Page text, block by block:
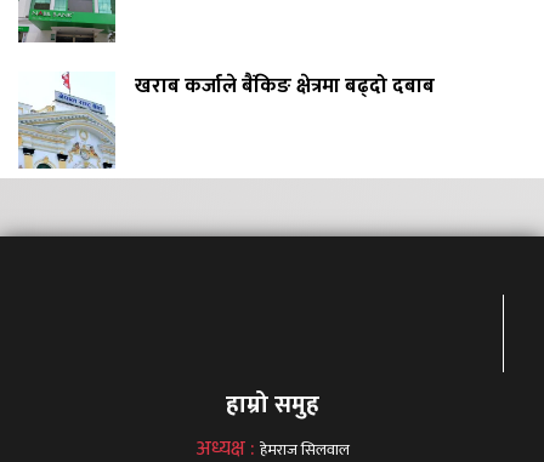
खराब कर्जाले बैंकिङ क्षेत्रमा बढ्दो दबाब
हाम्रो समुह
अध्यक्ष : हेमराज सिलवाल